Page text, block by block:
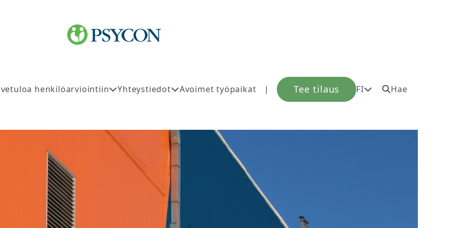
henkilöarviointiin Yhteystiedot Avoimet työpaikat | Tee tilaus FI Hae